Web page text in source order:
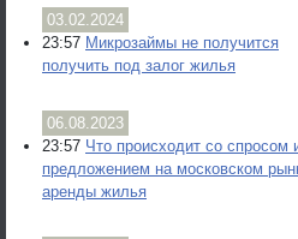
03.02.2024
23:57 Микрозаймы не получится
получить под залог жилья
06.08.2023
23:57 Что происходит со спросом
предложением на московском
аренды жилья